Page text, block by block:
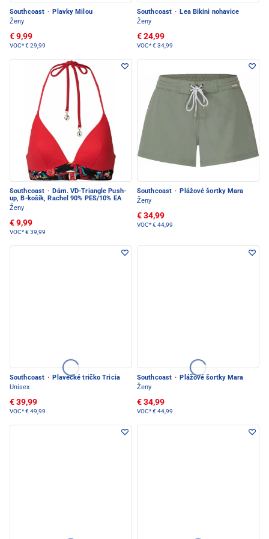
Southcoast · Plavky Milou
Ženy
€ 9,99
VOC*€ 29,99
Southcoast · Lea Bikini nohavice
Ženy
€ 24,99
VOC*€ 34,99
Southcoast · Dám. VD-Triangle Push-
up, B-košík, Rachel 90% PES/10% EA
Ženy
€ 9,99
VOC*€ 39,99
Southcoast · Plážové šortky Mara
Ženy
€ 34,99
VOC*€ 44,99
Southcoast · Plavecké tričko Tricia
Unisex
€ 39,99
VOC*€ 49,99
Southcoast · Plážové šortky Mara
Ženy
€ 34,99
VOC*€ 44,99